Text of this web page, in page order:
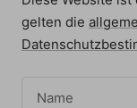
gelten die
Name